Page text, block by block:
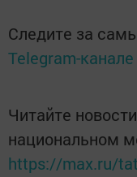
Следите за
Telegram-канале
Читайте
национальном
https://max.ru/